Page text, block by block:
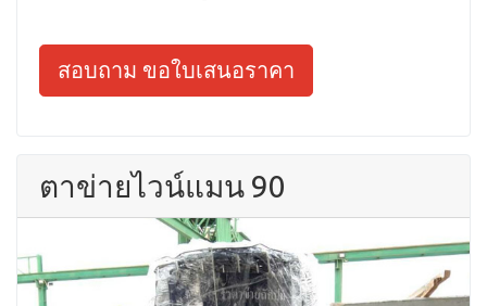
สอบถาม ขอใบเสนอราคา
ตาข่ายไวน์แมน 90